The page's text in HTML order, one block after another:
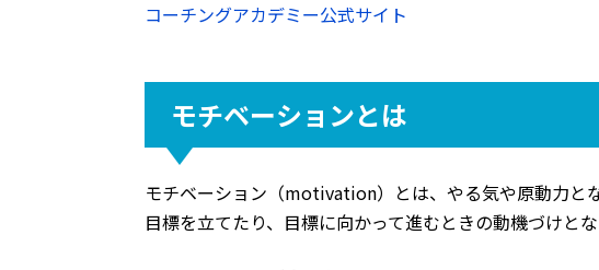
コーチングアカデミー公式サイト
モチベーションとは
モチベーション（motivation）とは、やる気や原動力と
目標を立てたり、目標に向かって進むときの動機づけとな